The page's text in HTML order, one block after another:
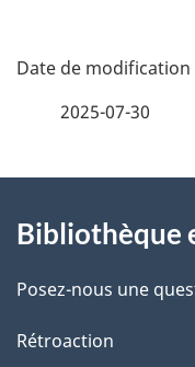
D
i
l
s
2025-07-30
propos
de
ce
Bibliothèque
Posez-nous une
Rétroaction